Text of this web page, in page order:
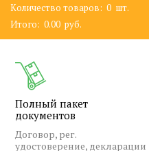
Количество товаров: 0 шт.
Итого: 0.00 руб.
Полный пакет
документов
Договор, рег.
удостоверение, декларации